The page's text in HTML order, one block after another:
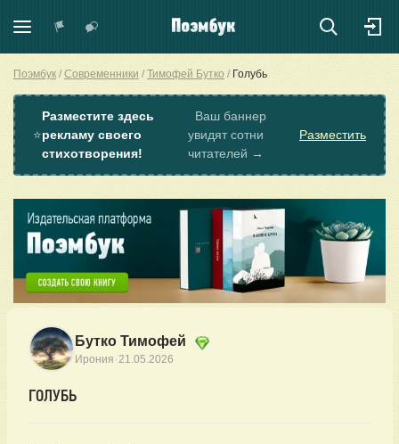
Поэмбук Современники Тимофей Бутко Голубь
⭐
Разместите здесь
рекламу своего
стихотворения!
Ваш баннер
увидят сотни
читателей →
Разместить
Бутко Тимофей
Ирония ·21.05.2026
ГОЛУБЬ